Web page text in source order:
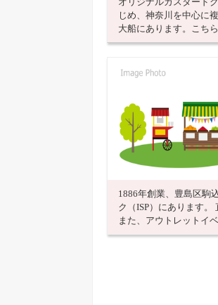
じめ、神奈川を中心に
大船にあります。こち
1886年創業、豊島区駒
ク（ISP）にあります。
また、アウトレットイ